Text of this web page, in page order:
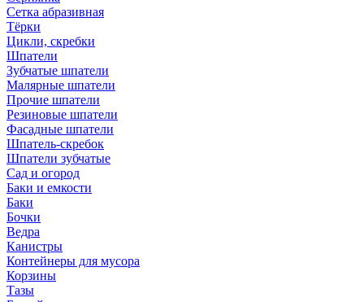
Сетка абразивная
Тёрки
Цикли, скребки
Шпатели
Зубчатые шпатели
Малярные шпатели
Прочие шпатели
Резиновые шпатели
Фасадные шпатели
Шпатель-скребок
Шпатели зубчатые
Сад и огород
Баки и емкости
Баки
Бочки
Ведра
Канистры
Контейнеры для мусора
Корзины
Тазы